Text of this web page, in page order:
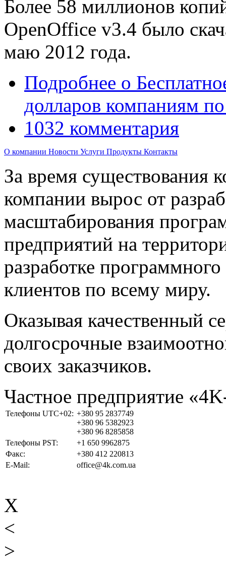
Более 58 миллионов
OpenOffice v3.4 было
маю 2012 года.
Подробнее о
долларов компаниям
1032 комментария
О компании Новости Услуги Продукты Контакты
За время существования
компании вырос от
масштабирования
предприятий на
разработке
клиентов по всему миру.
Оказывая качественный
долгосрочные
своих заказчиков.
Частное предприятие
Телефоны UTC+02: +380 95 2837749
+380 96 5382923
+380 96 8285858
Телефоны PST:
+1 650 9962875
Факс:
+380 412 220813
E-Mail:
office@4k.com.ua
X
<
>